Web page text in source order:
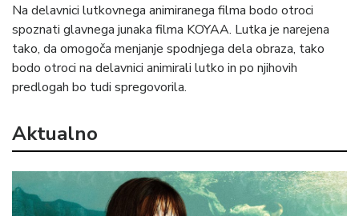
Na delavnici lutkovnega animiranega filma bodo otroci
spoznati glavnega junaka filma KOYAA. Lutka je narejena
tako, da omogoča menjanje spodnjega dela obraza, tako
bodo otroci na delavnici animirali lutko in po njihovih
predlogah bo tudi spregovorila.
Aktualno